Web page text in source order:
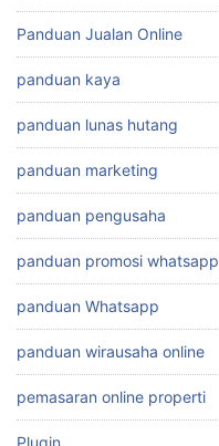
Panduan Jualan Online
panduan kaya
panduan lunas hutang
panduan marketing
panduan pengusaha
panduan promosi whatsapp
panduan Whatsapp
panduan wirausaha online
pemasaran online properti